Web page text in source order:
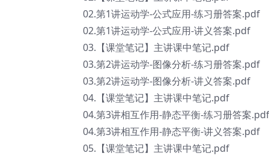
02.第1讲运动学-公式应用-练习册答案.pdf
02.第1讲运动学-公式应用-讲义答案.pdf
03.【课堂笔记】主讲课中笔记.pdf
03.第2讲运动学-图像分析-练习册答案.pdf
03.第2讲运动学-图像分析-讲义答案.pdf
04.【课堂笔记】主讲课中笔记.pdf
04.第3讲相互作用-静态平衡-练习册答案.pdf
04.第3讲相互作用-静态平衡-讲义答案.pdf
05.【课堂笔记】主讲课中笔记.pdf